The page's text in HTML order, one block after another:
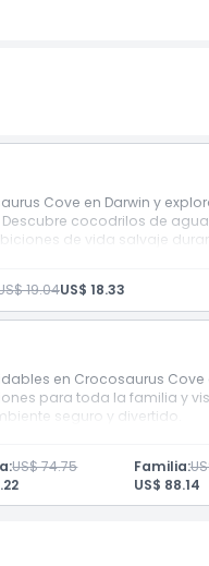
Cove en Darwin y
cocodrilos de
de vida salvaje
19.04US$ 18.33
en Crocosaurus Cove
para toda la familia y
seguro y divertido.
US$ 74.75
Familia:
US$ 88.14